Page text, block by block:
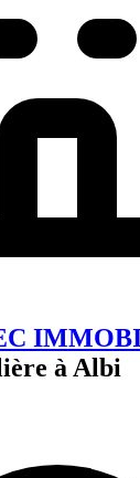
à Albi